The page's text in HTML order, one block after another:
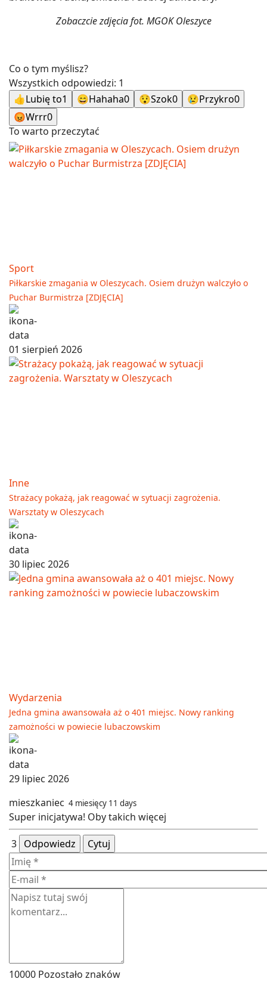
Zobaczcie zdjęcia fot. MGOK Oleszyce
Co o tym myślisz?
Wszystkich odpowiedzi: 1
👍Lubię to1 😄Hahaha0 😯Szok0 😢Przykro0
😡Wrrr0
To warto przeczytać
Sport
Piłkarskie zmagania w Oleszycach. Osiem drużyn walczyło o
Puchar Burmistrza [ZDJĘCIA]
01 sierpień 2026
Inne
Strażacy pokażą, jak reagować w sytuacji zagrożenia.
Warsztaty w Oleszycach
30 lipiec 2026
Wydarzenia
Jedna gmina awansowała aż o 401 miejsc. Nowy ranking
zamożności w powiecie lubaczowskim
29 lipiec 2026
mieszkaniec 4 miesięcy 11 days
Super inicjatywa! Oby takich więcej
3 Odpowiedz Cytuj
10000 Pozostało znaków